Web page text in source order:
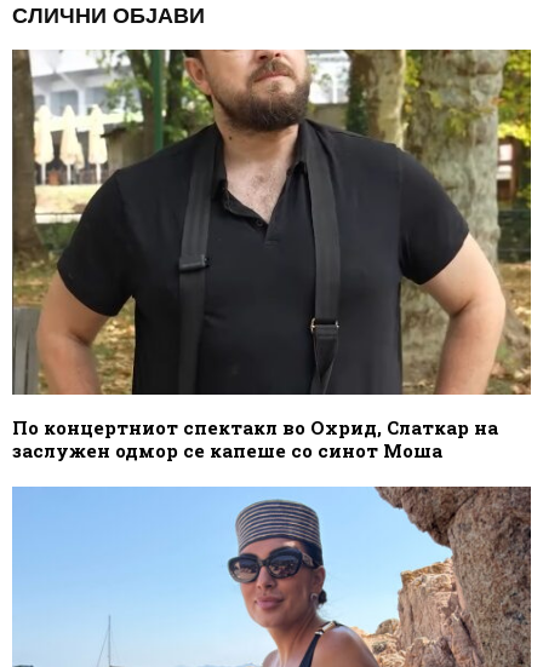
СЛИЧНИ ОБЈАВИ
По концертниот спектакл во Охрид, Слаткар на
заслужен одмор се капеше со синот Моша